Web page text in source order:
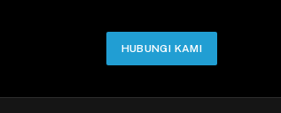
HUBUNGI KAMI